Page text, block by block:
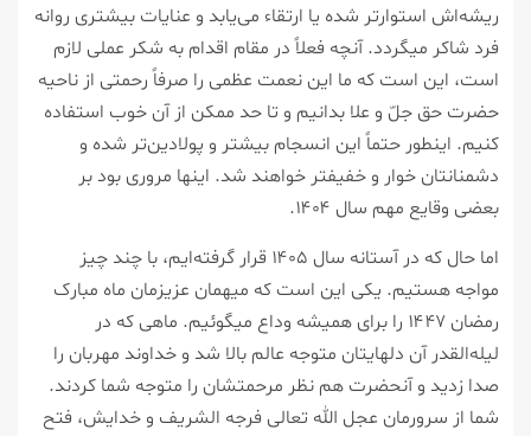
ریشه‌اش استوارتر شده یا ارتقاء می‌یابد و عنایات بیشتری روانه
فرد شاکر میگردد. آنچه فعلاً در مقام اقدام به شکر عملی لازم
است، این است که ما این نعمت عظمی را صرفاً رحمتی از ناحیه
حضرت حق جلّ و علا بدانیم و تا حد ممکن از آن خوب استفاده
کنیم. اینطور حتماً این انسجام بیشتر و پولادین‌تر شده و
دشمنانتان خوار و خفیفتر خواهند شد. اینها مروری بود بر
بعضی وقایع مهم سال ۱۴۰۴.
اما حال که در آستانه سال ۱۴۰۵ قرار گرفته‌ایم، با چند چیز
مواجه هستیم. یکی این است که میهمان عزیزمان ماه مبارک
رمضان ۱۴۴۷ را برای همیشه وداع میگوئیم. ماهی که در
لیله‌القدر آن دلهایتان متوجه عالم بالا شد و خداوند مهربان را
صدا زدید و آنحضرت هم نظر مرحمتشان را متوجه شما کردند.
شما از سرورمان عجل‌ الله تعالی ‌فرجه‌ الشریف و خدایش، فتح